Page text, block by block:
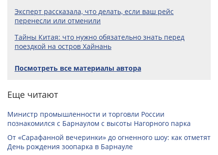
Эксперт рассказала, что делать, если ваш рейс
перенесли или отменили
Тайны Китая: что нужно обязательно знать перед
поездкой на остров Хайнань
Посмотреть все материалы автора
Еще читают
Министр промышленности и торговли России
познакомился с Барнаулом с высоты Нагорного парка
От «Сарафанной вечеринки» до огненного шоу: как отметят
День рождения зоопарка в Барнауле